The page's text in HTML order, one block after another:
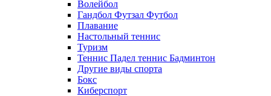
Волейбол
Гандбол Футзал Футбол
Плавание
Настольный теннис
Туризм
Теннис Падел теннис Бадминтон
Другие виды спорта
Бокс
Киберспорт